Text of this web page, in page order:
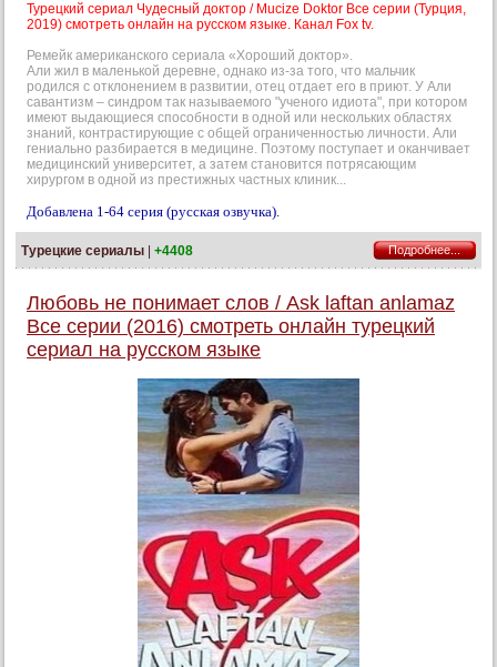
Турецкий сериал Чудесный доктор / Mucize Doktor Все серии (Турция,
2019) смотреть онлайн на русском языке. Канал Fox tv.
Ремейк американского сериала «Хороший доктор».
Али жил в маленькой деревне, однако из-за того, что мальчик
родился с отклонением в развитии, отец отдает его в приют. У Али
савантизм – синдром так называемого "ученого идиота", при котором
имеют выдающиеся способности в одной или нескольких областях
знаний, контрастирующие с общей ограниченностью личности. Али
гениально разбирается в медицине. Поэтому поступает и оканчивает
медицинский университет, а затем становится потрясающим
хирургом в одной из престижных частных клиник...
Добавлена 1-64 серия (русская озвучка).
Турецкие сериалы +4408 Подробнее...
Любовь не понимает слов / Ask laftan anlamaz
Все серии (2016) смотреть онлайн турецкий
сериал на русском языке